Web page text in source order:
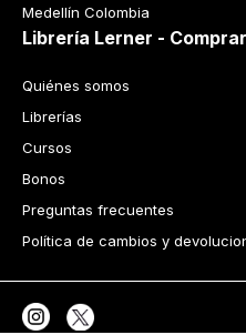
Medellín Colombia
Librería Lerner -
Quiénes somos
Librerías
Cursos
Bonos
Preguntas frecuentes
Política de cambios y